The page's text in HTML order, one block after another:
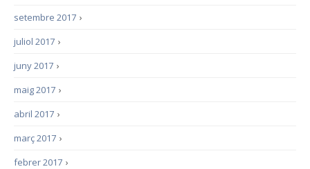
›
setembre 2017
›
juliol 2017
›
juny 2017
›
maig 2017
›
abril 2017
›
març 2017
›
febrer 2017